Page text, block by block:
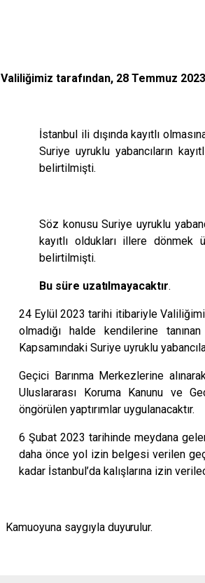
Valiliğimiz tarafından, 28 Temmuz
İstanbul ili dışında kayıtlı
Suriye uyruklu yabancıların
belirtilmişti.
Söz konusu Suriye uyruklu
kayıtlı oldukları illere
belirtilmişti.
Bu süre uzatılmayacaktır.
24 Eylül 2023 tarihi itibariyle
olmadığı halde kendilerine
Kapsamındaki Suriye uyruklu
Geçici Barınma Merkezlerine
Uluslararası Koruma Kanunu ve
öngörülen yaptırımlar uygulanacaktır.
6 Şubat 2023 tarihinde meydana
daha önce yol izin belgesi verilen
kadar İstanbul’da kalışlarına izin
Kamuoyuna saygıyla duyurulur.